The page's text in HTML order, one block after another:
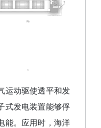
运动驱使透平和发
式发电装置能够俘
能。应用时，海洋